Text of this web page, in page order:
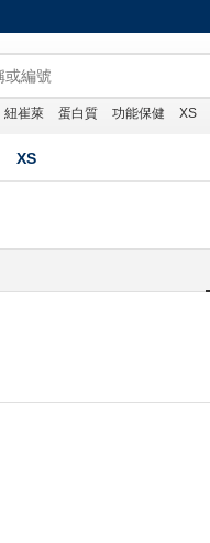
紐崔萊 蛋白質 功能保健 XS
XS